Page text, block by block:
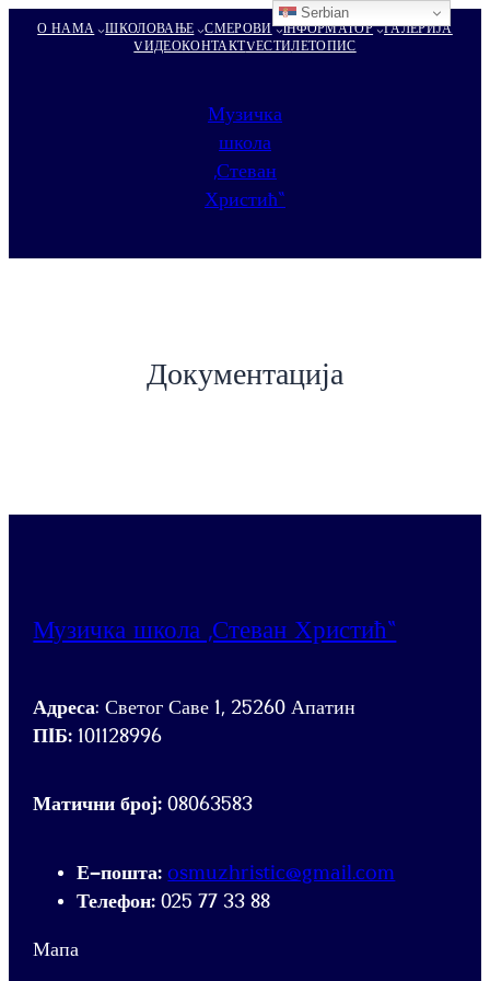
О НАМА ШКОЛОВАЊЕ СМЕРОВИ IНФОРМАТОР
ГАЛЕРИЈА
VИДЕОКОНТАКТVЕСТИЛЕТОПИС
Музичка
школа
„Стеван
Христић“
Документација
Музичка школа „Стеван Христић“
Адреса: Светог Саве 1, 25260 Апатин
ПIБ: 101128996
Матични број: 08063583
Е-пошта: osmuzhristic@gmail.com
Телефон: 025 77 33 88
Мапа
Serbian